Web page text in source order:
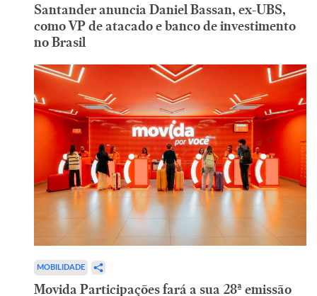
Santander anuncia Daniel Bassan, ex-UBS,
como VP de atacado e banco de investimento
no Brasil
MOBILIDADE
Movida Participações fará a sua 28ª emissão